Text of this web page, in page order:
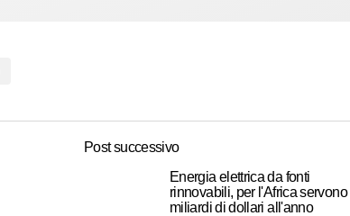
Post successivo
Energia elettrica da fonti
rinnovabili, per l'Africa
miliardi di dollari all'anno